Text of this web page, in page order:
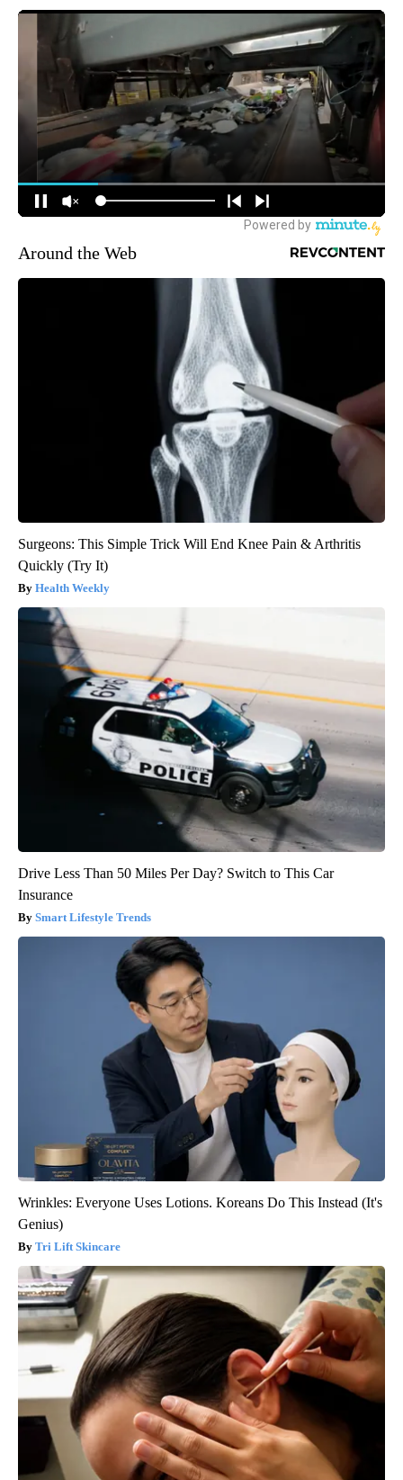
Around the Web
Surgeons: This Simple Trick Will End Knee Pain & Arthritis
Quickly (Try It)
Health Weekly
Drive Less Than 50 Miles Per Day? Switch to This Car
Insurance
Smart Lifestyle Trends
Wrinkles: Everyone Uses Lotions. Koreans Do This Instead (It's
Genius)
Tri Lift Skincare